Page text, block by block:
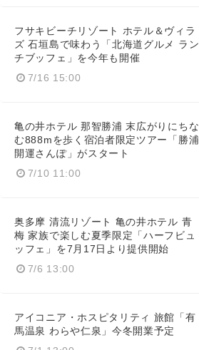
フサキビーチリゾート ホテル＆ヴィラ
ズ 石垣島で味わう「北海道グルメ ラン
チブッフェ」を今年も開催
7/16 15:00
亀の井ホテル 那智勝浦 末広がりにちな
む888mを歩く宿泊者限定ツアー「勝浦
開運さんぽ」がスタート
7/10 11:00
奥多摩 清流リゾート 亀の井ホテル 青
梅 家族で楽しむ夏季限定「ハーフビュ
ッフェ」を7月17日より提供開始
7/6 13:00
アイコニア・ホスピタリティ 旅館「有
馬温泉 わらや仁泉」今冬開業予定